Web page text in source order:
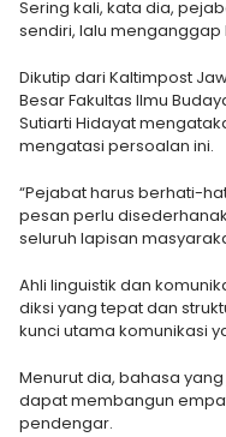
Sering kali, kata dia,
sendiri, lalu
Dikutip dari Kaltimpost
Besar Fakultas Ilmu
Sutiarti Hidayat
mengatasi persoalan ini.
“Pejabat harus berhati-
pesan perlu
seluruh lapisan
Ahli linguistik dan
diksi yang tepat dan
kunci utama komunikasi
Menurut dia, bahasa
dapat membangun
pendengar.